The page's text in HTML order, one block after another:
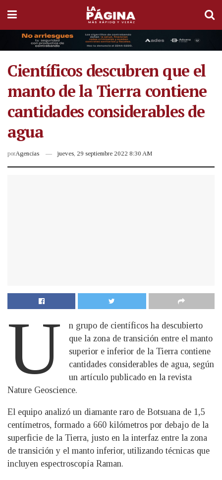
Científicos descubren que el
manto de la Tierra contiene
cantidades considerables de
agua
porAgencias jueves, 29 septiembre 2022 8:30 AM
U
n grupo de científicos ha descubierto
que la zona de transición entre el manto
superior e inferior de la Tierra contiene
cantidades considerables de agua, según
un artículo publicado en la revista
Nature Geoscience.
El equipo analizó un diamante raro de Botsuana de 1,5
centímetros, formado a 660 kilómetros por debajo de la
superficie de la Tierra, justo en la interfaz entre la zona
de transición y el manto inferior, utilizando técnicas que
incluyen espectroscopía Raman.